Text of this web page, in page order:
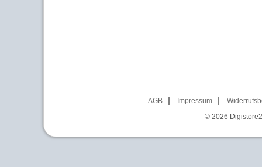
AGB Impressum
© 2026